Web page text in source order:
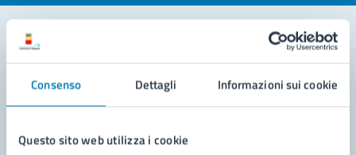
Consenso Dettagli Informazioni sui cookie
Questo sito web utilizza i cookie
Leggi le domande frequenti
Richiedi assistenza